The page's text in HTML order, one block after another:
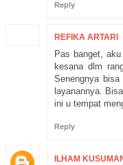
Reply
REFIKA ARTARI
Pas banget,
kesana dlm
Senengnya
layanannya.
ini u tempat
Reply
ILHAM